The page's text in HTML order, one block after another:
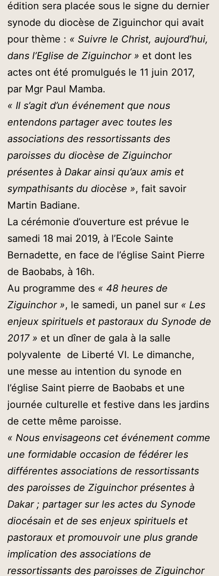
édition sera placée sous le signe du dernier
synode du diocèse de Ziguinchor qui avait
pour thème : « Suivre le Christ, aujourd’hui,
dans l’Eglise de Ziguinchor » et dont les
actes ont été promulgués le 11 juin 2017,
par Mgr Paul Mamba.
« Il s’agit d’un événement que nous
entendons partager avec toutes les
associations des ressortissants des
paroisses du diocèse de Ziguinchor
présentes à Dakar ainsi qu’aux amis et
sympathisants du diocèse », fait savoir
Martin Badiane.
La cérémonie d’ouverture est prévue le
samedi 18 mai 2019, à l’Ecole Sainte
Bernadette, en face de l’église Saint Pierre
de Baobabs, à 16h.
Au programme des « 48 heures de
Ziguinchor », le samedi, un panel sur « Les
enjeux spirituels et pastoraux du Synode de
2017 » et un dîner de gala à la salle
polyvalente de Liberté VI. Le dimanche,
une messe au intention du synode en
l’église Saint pierre de Baobabs et une
journée culturelle et festive dans les jardins
de cette même paroisse.
« Nous envisageons cet événement comme
une formidable occasion de fédérer les
différentes associations de ressortissants
des paroisses de Ziguinchor présentes à
Dakar ; partager sur les actes du Synode
diocésain et de ses enjeux spirituels et
pastoraux et promouvoir une plus grande
implication des associations de
ressortissants des paroisses de Ziguinchor